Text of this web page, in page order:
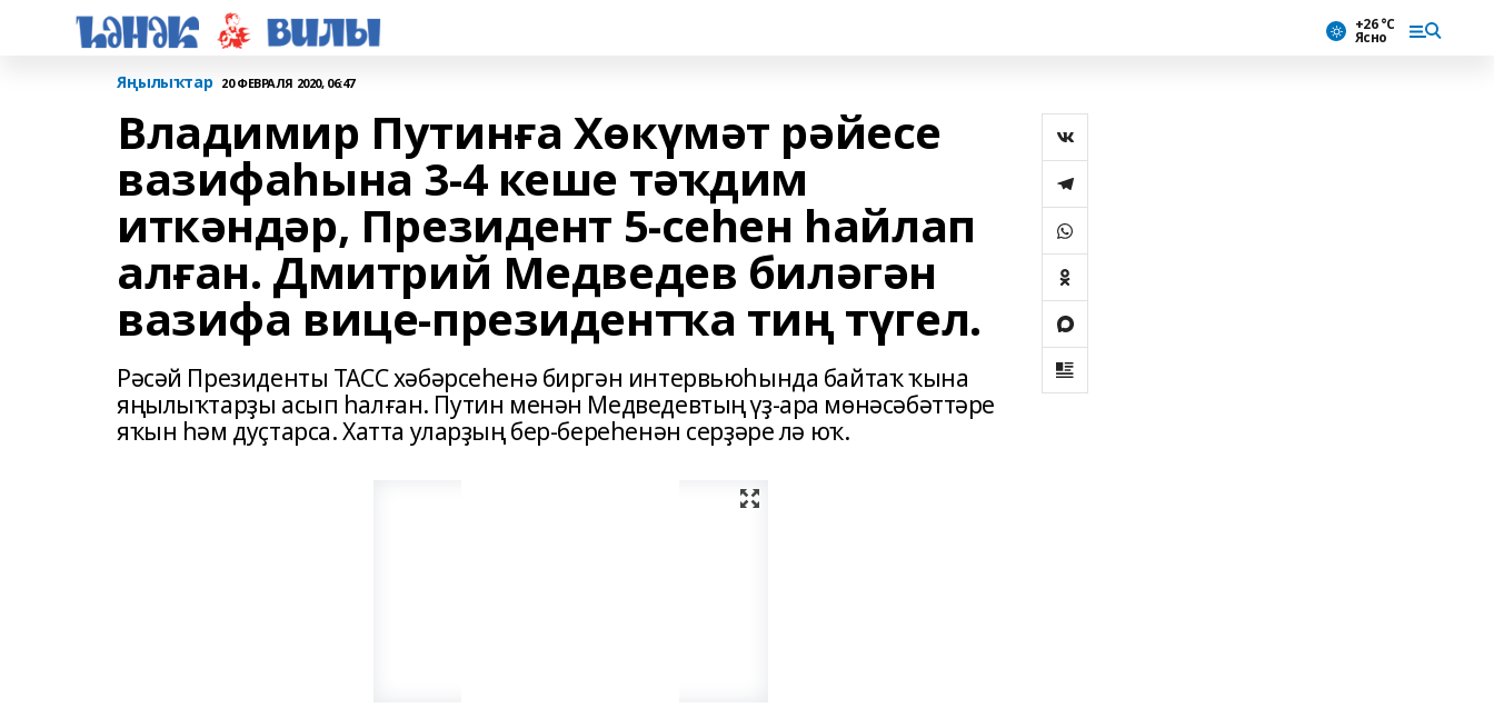
+26 °С
Ясно
Яңылыҡтар 20 ФЕВРАЛЯ 2020, 06:47
Владимир Путинға Хөкүмәт рәйесе
вазифаһына 3-4 кеше тәҡдим
иткәндәр, Президент 5-сеһен һайлап
алған. Дмитрий Медведев биләгән
вазифа вице-президентҡа тиң түгел.
Рәсәй Президенты ТАСС хәбәрсеһенә биргән интервьюһында байтаҡ ҡына
яңылыҡтарҙы асып һалған. Путин менән Медведевтың үҙ-ара мөнәсәбәттәре
яҡын һәм дуҫтарса. Хатта уларҙың бер-береһенән серҙәре лә юҡ.